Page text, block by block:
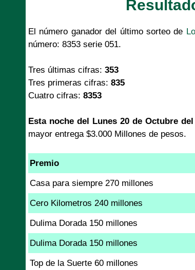
El número ganador del último sorteo de
número: 8353 serie 051.
Tres últimas cifras: 353
Tres primeras cifras: 835
Cuatro cifras: 8353
Esta noche del Lunes 20 de Octubre del
mayor entrega $3.000 Millones de pesos.
Premio
Casa para siempre 270 millones
Cero Kilometros 240 millones
Dulima Dorada 150 millones
Dulima Dorada 150 millones
Top de la Suerte 60 millones